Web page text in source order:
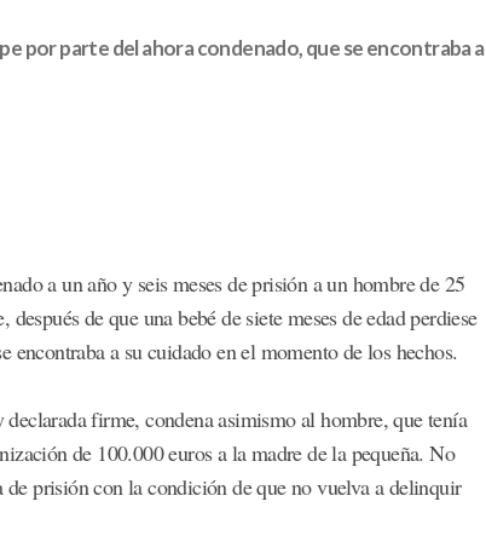
por parte del ahora condenado, que se encontraba a
a un año y seis meses de prisión a un hombre de 25
de que una bebé de siete meses de edad perdiese
a su cuidado en el momento de los hechos.
firme, condena asimismo al hombre, que tenía
de 100.000 euros a la madre de la pequeña. No
de prisión con la condición de que no vuelva a delinquir